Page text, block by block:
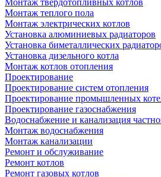
Монтаж твердотопливных котлов
Монтаж теплого пола
Монтаж электрических котлов
Установка алюминиевых радиаторов
Установка биметаллических
Установка дизельного котла
Монтаж котлов отопления
Проектирование
Проектирование систем отопления
Проектирование промышленных
Проектирование газоснабжения
Водоснабжение и канализация
Монтаж водоснабжения
Монтаж канализации
Ремонт и обслуживание
Ремонт котлов
Ремонт газовых котлов